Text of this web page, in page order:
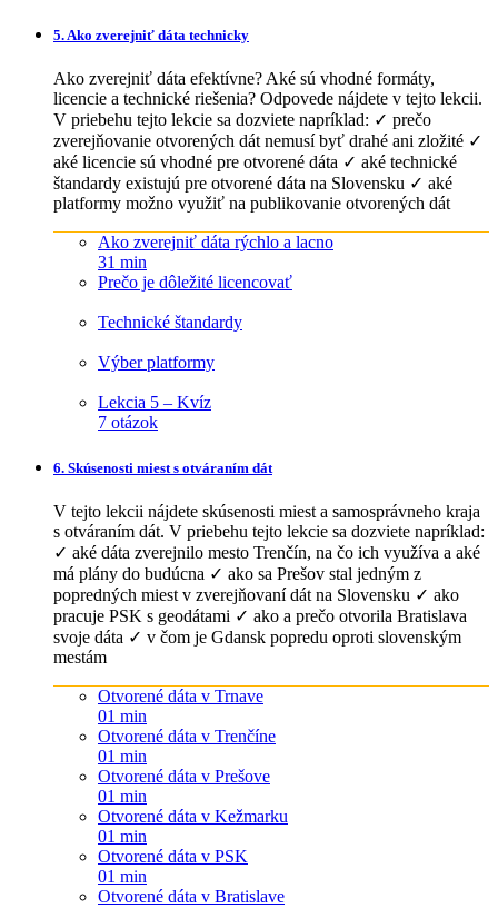
5. Ako zverejniť dáta technicky
Ako zverejniť dáta efektívne? Aké sú vhodné formáty,
licencie a technické riešenia? Odpovede nájdete v tejto lekcii.
V priebehu tejto lekcie sa dozviete napríklad: ✓ prečo
zverejňovanie otvorených dát nemusí byť drahé ani zložité ✓
aké licencie sú vhodné pre otvorené dáta ✓ aké technické
štandardy existujú pre otvorené dáta na Slovensku ✓ aké
platformy možno využiť na publikovanie otvorených dát
Ako zverejniť dáta rýchlo a lacno
31 min
Prečo je dôležité licencovať
Technické štandardy
Výber platformy
Lekcia 5 – Kvíz
7 otázok
6. Skúsenosti miest s otváraním dát
V tejto lekcii nájdete skúsenosti miest a samosprávneho kraja
s otváraním dát. V priebehu tejto lekcie sa dozviete napríklad:
✓ aké dáta zverejnilo mesto Trenčín, na čo ich využíva a aké
má plány do budúcna ✓ ako sa Prešov stal jedným z
popredných miest v zverejňovaní dát na Slovensku ✓ ako
pracuje PSK s geodátami ✓ ako a prečo otvorila Bratislava
svoje dáta ✓ v čom je Gdansk popredu oproti slovenským
mestám
Otvorené dáta v Trnave
01 min
Otvorené dáta v Trenčíne
01 min
Otvorené dáta v Prešove
01 min
Otvorené dáta v Kežmarku
01 min
Otvorené dáta v PSK
01 min
Otvorené dáta v Bratislave